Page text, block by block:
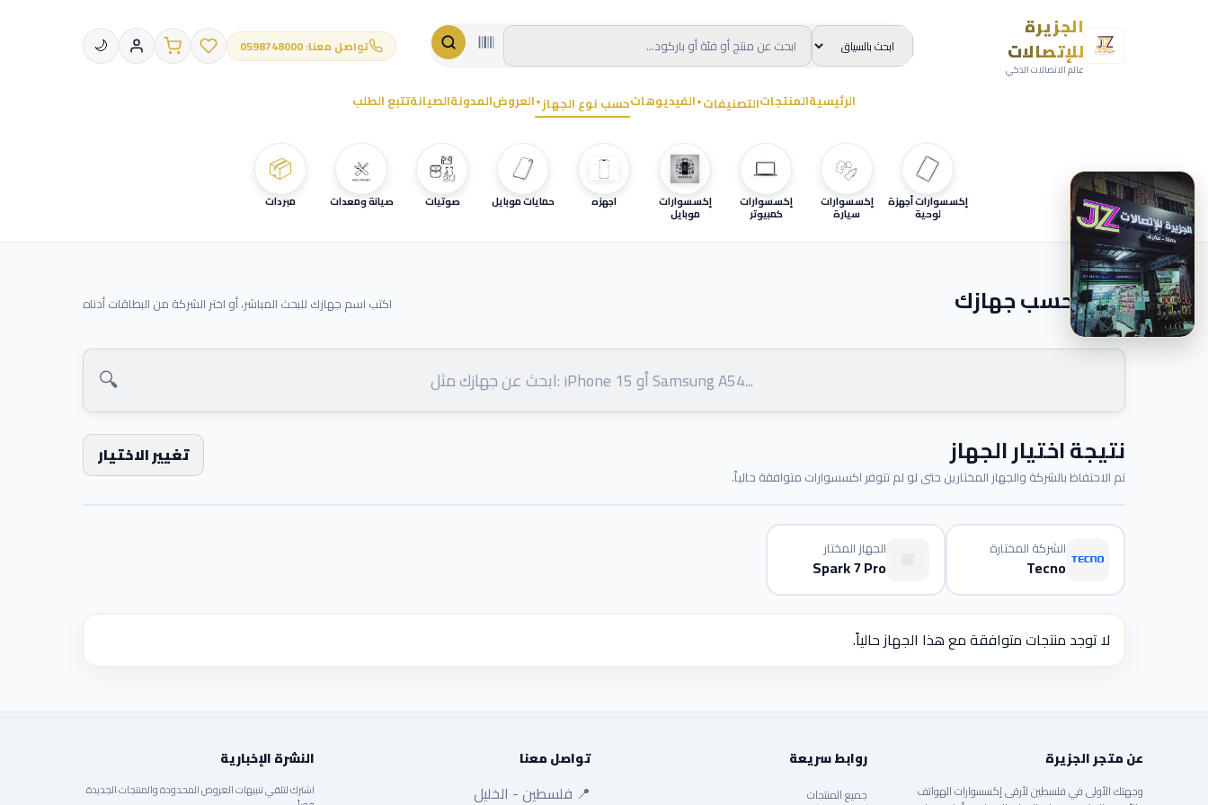
الجزيرة
للإتصالات
عالم الاتصالات الذكي
تواصل معنا: 0598748000 🌙
الرئيسيةالمنتجاتالتصنيفات ▼الفيديوهاتحسب نوع الجهاز ▼العروضالمدونةالصيانةتتبع الطلب
إكسسوارات أجهزة
لوحية
إكسسوارات
سيارة
إكسسوارات
كمبيوتر
إكسسوارات
موبايل
اجهزه حمايات موبايل صوتيات صيانة ومعدات
📦
مبردات
ابحث حسب جهازك اكتب اسم جهازك للبحث المباشر، أو اختر الشركة من البطاقات أدناه
🔍
نتيجة اختيار الجهاز
تم الاحتفاظ بالشركة والجهاز المختارين حتى لو لم تتوفر اكسسوارات متوافقة حالياً.
تغيير الاختيار
الشركة المختارة
Tecno
الجهاز المختار
Spark 7 Pro
لا توجد منتجات متوافقة مع هذا الجهاز حالياً.
عن متجر الجزيرة
وجهتك الأولى في فلسطين لأرقى إكسسوارات الهواتف
روابط سريعة
جميع المنتجات
تواصل معنا
📍 فلسطين - الخليل
النشرة الإخبارية
اشترك لتلقي تنبيهات العروض المحدودة والمنتجات الجديدة